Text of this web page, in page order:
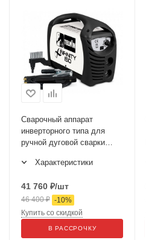
Сварочный аппарат
инверторного типа для
ручной дуговой сварки
Характеристики
41 760 ₽/шт
46 400₽ -10%
Купить со скидкой
В РАССРОЧКУ